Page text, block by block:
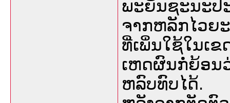
ພະຍັນຊະນະ
ຈາກຫລັກໄວຍ
ທີ່ເພິ່ນໃຊ້ໃນເ
ເຫດຜົນກໍ່ຍ້ອນ
ຫລົບທົບໄດ້.